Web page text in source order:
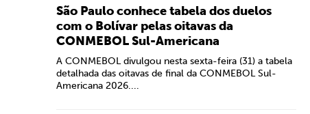
São Paulo conhece tabela dos duelos
com o Bolívar pelas oitavas da
CONMEBOL Sul-Americana
A CONMEBOL divulgou nesta sexta-feira (31) a tabela
detalhada das oitavas de final da CONMEBOL Sul-
Americana 2026....